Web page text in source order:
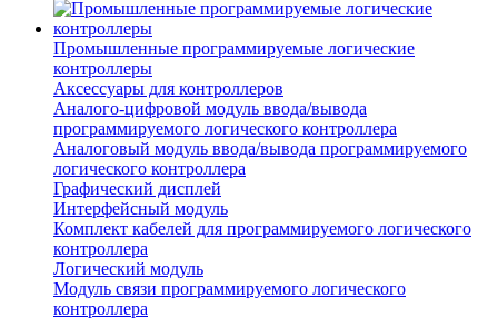
Промышленные программируемые логические
контроллеры
Аксессуары для контроллеров
Аналого-цифровой модуль ввода/вывода
программируемого логического контроллера
Аналоговый модуль ввода/вывода программируемого
логического контроллера
Графический дисплей
Интерфейсный модуль
Комплект кабелей для программируемого логического
контроллера
Логический модуль
Модуль связи программируемого логического
контроллера